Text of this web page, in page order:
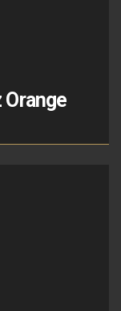
Orange